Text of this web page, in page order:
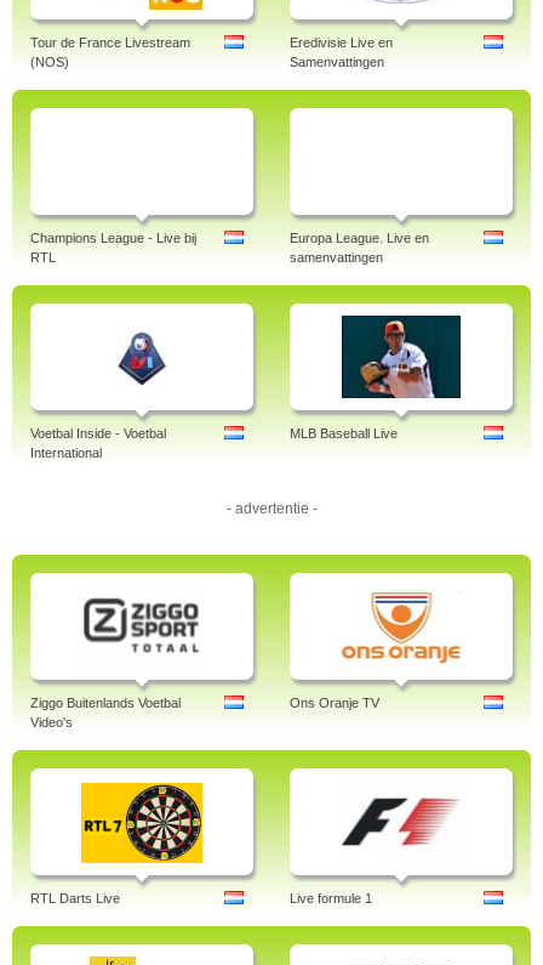
Tour de France Livestream
(NOS)
Eredivisie Live en
Samenvattingen
Champions League - Live bij
RTL
Europa League. Live en
samenvattingen
Voetbal Inside - Voetbal
International
MLB Baseball Live
- advertentie -
Ziggo Buitenlands Voetbal
Video's
Ons Oranje TV
RTL Darts Live Live formule 1